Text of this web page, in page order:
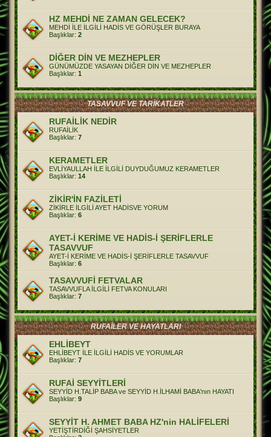
HZ MEHDİ NE ZAMAN GELECEK?
MEHDİ İLE İLGİLİ HADİS VE GÖRÜŞLER BURAYA
Başlıklar: 2
DİĞER DİN VE MEZHEPLER
GÜNÜMÜZDE YASAYAN DİĞER DİN VE MEZHEPLER
Başlıklar: 1
TASAVVUF VE TARİKATLER
RUFAİLİK NEDİR
RUFAİLİK
Başlıklar: 7
KERAMETLER
EVLİYAULLAH İLE İLGİLİ DUYDUĞUMUZ KERAMETLER
Başlıklar: 14
ZİKİR'İN FAZİLETİ
ZİKİRLE İLGİLİ AYET HADİSVE YORUM
Başlıklar: 6
AYET-İ KERİME VE HADİS-İ ŞERİFLERLE
TASAVVUF
AYET-İ KERİME VE HADİS-İ ŞERİFLERLE TASAVVUF
Başlıklar: 6
TASAVVUFİ FETVALAR
TASAVVUFLA İLGİLİ FETVA KONULARI
Başlıklar: 7
RUFAİLER VE HAYATLARI
EHLİBEYT
EHLİBEYT İLE İLGİLİ HADİS VE YORUMLAR
Başlıklar: 7
RUFAİ SEYYİTLERİ
SEYYİD H.TALİP BABA ve SEYYİD H.İLHAMİ BABA'nın HAYATI
Başlıklar: 9
SEYYİT H. AHMET BABA HZ'nin HALİFELERİ
YETİŞTİRDİĞİ ŞAHSİYETLER